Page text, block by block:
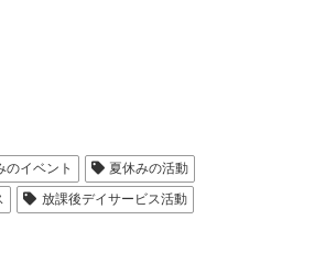
のイベント
夏休みの活動
放課後デイサービス活動